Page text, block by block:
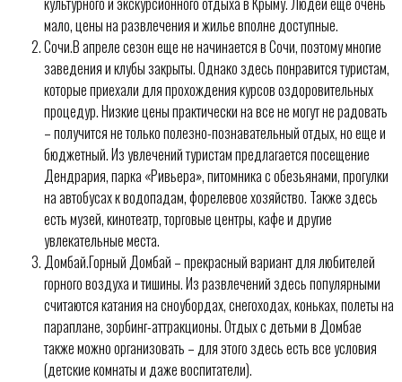
мало, цены на развлечения и жилье вполне доступные.
Сочи.В апреле сезон еще не начинается в Сочи, поэтому многие
заведения и клубы закрыты. Однако здесь понравится туристам,
которые приехали для прохождения курсов оздоровительных
процедур. Низкие цены практически на все не могут не радовать
– получится не только полезно-познавательный отдых, но еще и
бюджетный. Из увлечений туристам предлагается посещение
Дендрария, парка «Ривьера», питомника с обезьянами, прогулки
на автобусах к водопадам, форелевое хозяйство. Также здесь
есть музей, кинотеатр, торговые центры, кафе и другие
увлекательные места.
Домбай.Горный Домбай – прекрасный вариант для любителей
горного воздуха и тишины. Из развлечений здесь популярными
считаются катания на сноубордах, снегоходах, коньках, полеты на
параплане, зорбинг-аттракционы. Отдых с детьми в Домбае
также можно организовать – для этого здесь есть все условия
(детские комнаты и даже воспитатели).